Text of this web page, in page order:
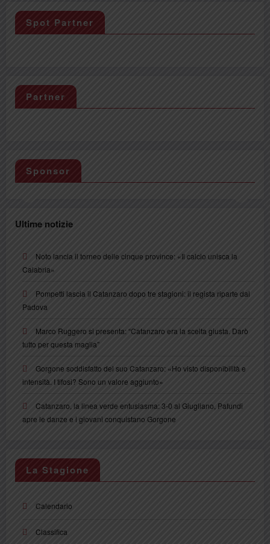
Spot Partner
Partner
Sponsor
Ultime notizie
Noto lancia il torneo delle cinque province: «Il calcio unisca la
Calabria»
Pompetti lascia il Catanzaro dopo tre stagioni: il regista riparte dal
Padova
Marco Ruggero si presenta: “Catanzaro era la scelta giusta. Darò
tutto per questa maglia”
Gorgone soddisfatto del suo Catanzaro: «Ho visto disponibilità e
intensità. I tifosi? Sono un valore aggiunto»
Catanzaro, la linea verde entusiasma: 3-0 al Giugliano, Pafundi
apre le danze e i giovani conquistano Gorgone
La Stagione
Calendario
Classifica